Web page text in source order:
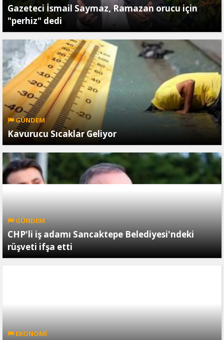
Gazeteci İsmail Saymaz, Ramazan orucu için
"perhiz" dedi
GÜNDEM
Kavurucu Sıcaklar Geliyor
GÜNDEM
CHP'li iş adamı Sancaktepe Belediyesi'ndeki
rüşveti ifşa etti
EKONOMİ